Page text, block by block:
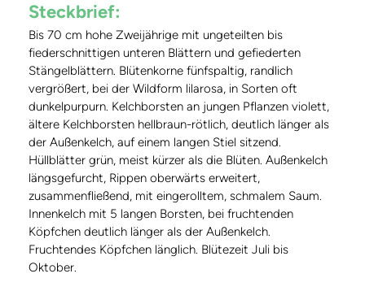
Steckbrief:
Bis 70 cm hohe Zweijährige mit ungeteilten bis
fiederschnittigen unteren Blättern und gefiederten
Stängelblättern. Blütenkorne fünfspaltig, randlich
vergrößert, bei der Wildform lilarosa, in Sorten oft
dunkelpurpurn. Kelchborsten an jungen Pflanzen violett,
ältere Kelchborsten hellbraun-rötlich, deutlich länger als
der Außenkelch, auf einem langen Stiel sitzend.
Hüllblätter grün, meist kürzer als die Blüten. Außenkelch
längsgefurcht, Rippen oberwärts erweitert,
zusammenfließend, mit eingerolltem, schmalem Saum.
Innenkelch mit 5 langen Borsten, bei fruchtenden
Köpfchen deutlich länger als der Außenkelch.
Fruchtendes Köpfchen länglich. Blütezeit Juli bis
Oktober.